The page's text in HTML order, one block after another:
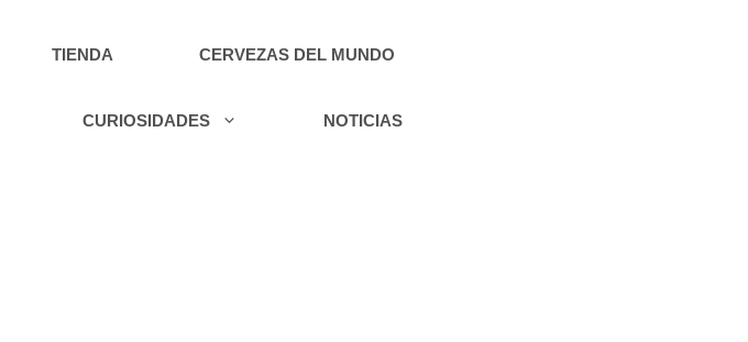
TIENDA CERVEZAS DEL MUNDO
CURIOSIDADES NOTICIAS